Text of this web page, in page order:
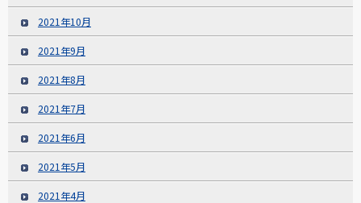
2021年10月
2021年9月
2021年8月
2021年7月
2021年6月
2021年5月
2021年4月